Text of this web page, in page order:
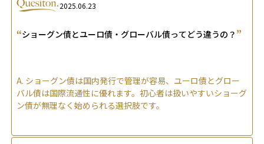
2025.06.23
“ショーグン債とユーロ債・グローバル債ってどう違うの？ ”
A. ショーグン債は国内発行で管理が容易、ユーロ債とグロー
バル債は国際流通性に優れます。初心者は扱いやすいショーグ
ン債が無理なく始められる選択肢です。